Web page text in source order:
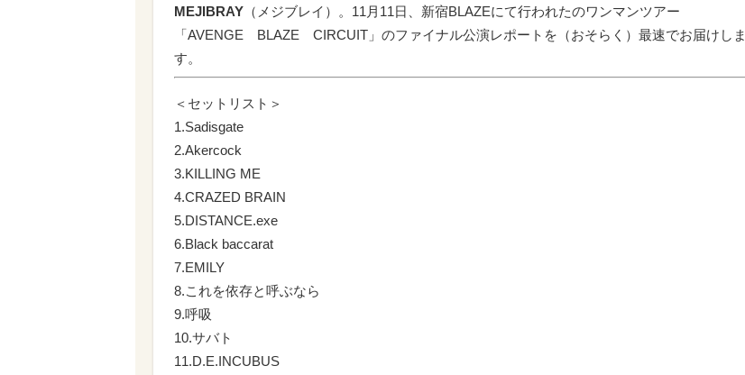
MEJIBRAY （メジブレイ）。11月11日、新宿BLAZEにて行われたのワンマンツアー
「AVENGE BLAZE CIRCUIT」のファイナル公演レポートを（おそらく）最速でお届けしま
す。
＜セットリスト＞
1.Sadisgate
2.Akercock
3.KILLING ME
4.CRAZED BRAIN
5.DISTANCE.exe
6.Black baccarat
7.EMILY
8.これを依存と呼ぶなら
9.呼吸
10.サバト
11.D.E.INCUBUS